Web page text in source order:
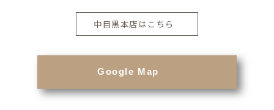
中目黒本店はこちら
Google Map